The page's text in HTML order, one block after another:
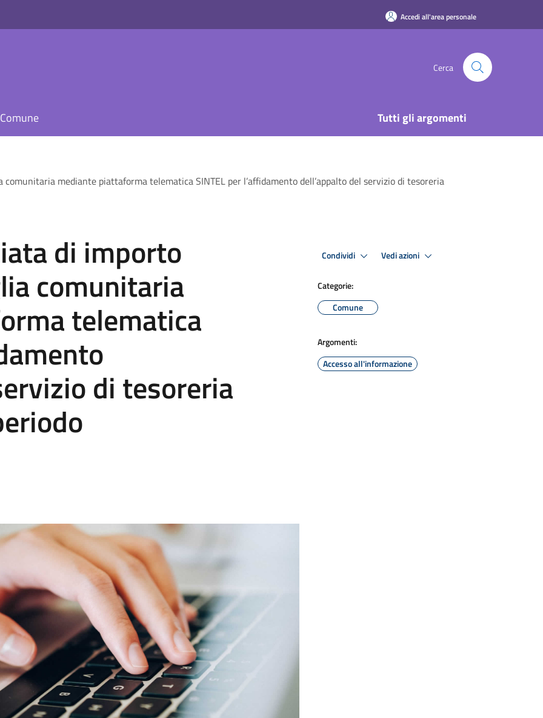
Accedi all'area personale
Cerca
Tutti gli argomenti
mediante piattaforma telematica SINTEL per l’affidamento dell’appalto del servizio di tesoreria
di importo
comunitaria
telematica
di tesoreria
Condividi Vedi azioni
Categorie:
Comune
Argomenti:
Accesso all'informazione